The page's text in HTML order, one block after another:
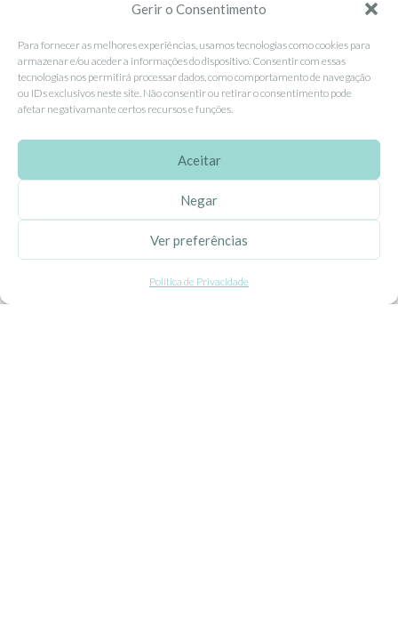
Gerir o Consentimento
Para fornecer as melhores experiências, usamos tecnologias como cookies para
armazenar e/ou aceder a informações do dispositivo. Consentir com essas
tecnologias nos permitirá processar dados, como comportamento de navegação
ou IDs exclusivos neste site. Não consentir ou retirar o consentimento pode
afetar negativamante certos recursos e funções.
Aceitar
Negar
Ver preferências
Política de Privacidade
SOBRE A EHGOOM
Sobre Nós
Propriedade Intelectual
Colaboração com Bloggers
Listas de Aniversário e Babyshower
CONDIÇÕES GERAIS
Politica de Privacidade